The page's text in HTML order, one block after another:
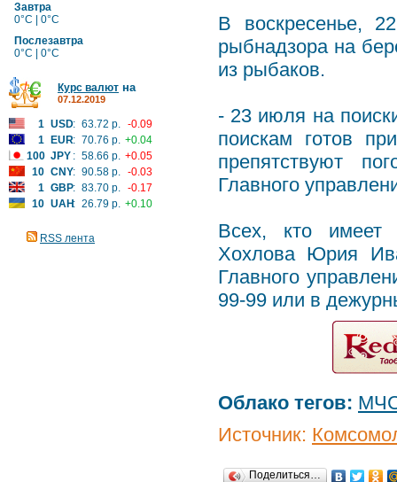
Завтра
0°C | 0°C
Послезавтра
0°C | 0°C
Курс валют на
07.12.2019
1 USD: 63.72 р. -0.09
1
EUR: 70.76 р. +0.04
100 JPY : 58.66 р. +0.05
10 CNY: 90.58 р. -0.03
1 GBP: 83.70 р. -0.17
10 UAH: 26.79 р. +0.10
RSS лента
В воскресенье,
рыбнадзора на
из рыбаков.
- 23 июля на
поискам готов
препятствуют
Главного
Всех, кто имеет
Хохлова Юрия
Главного
99-99 или в
Облако тегов:
Источник:
Поделиться…